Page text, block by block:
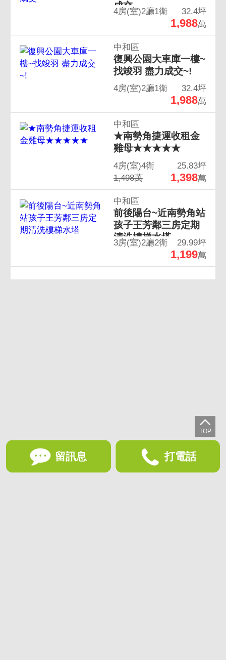
成交
4房(室)2廳1衛 32.4坪
1,988萬
中和區
復興公園大車庫一樓~
找竣羽 盡力成交~!
4房(室)2廳1衛 32.4坪
1,988萬
中和區
★南勢角捷運收租金
雞母★★★★★
4房(室)4衛
25.83坪
1,498萬
1,398萬
中和區
前後陽台~近南勢角站
孩子王芳鄰三房定期
清洗樓梯水塔
3房(室)2廳2衛 29.99坪
1,199萬
留訊息 打電話